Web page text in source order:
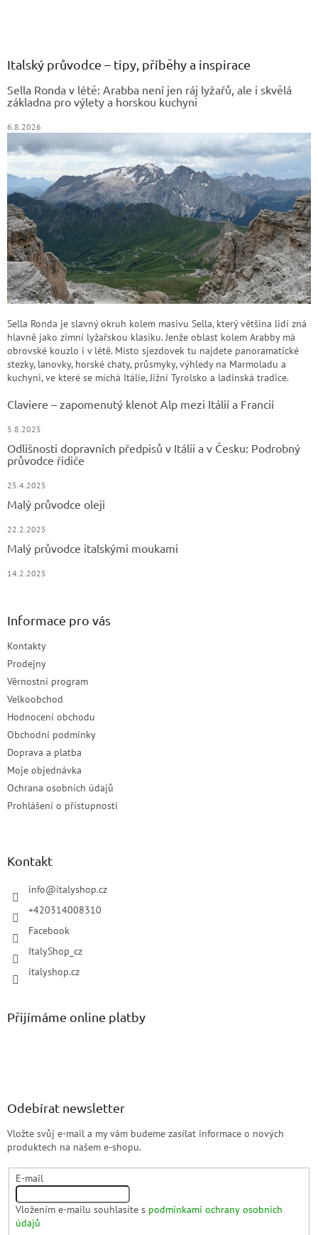
Italský průvodce – tipy, příběhy a inspirace
Sella Ronda v létě: Arabba není jen ráj lyžařů, ale i skvělá
základna pro výlety a horskou kuchyni
6.8.2026
Sella Ronda je slavný okruh kolem masivu Sella, který většina lidí zná
hlavně jako zimní lyžařskou klasiku. Jenže oblast kolem Arabby má
obrovské kouzlo i v létě. Místo sjezdovek tu najdete panoramatické
stezky, lanovky, horské chaty, průsmyky, výhledy na Marmoladu a
kuchyni, ve které se míchá Itálie, Jižní Tyrolsko a ladinská tradice.
Claviere – zapomenutý klenot Alp mezi Itálií a Francií
5.8.2025
Odlišnosti dopravních předpisů v Itálii a v Česku: Podrobný
průvodce řidiče
25.4.2025
Malý průvodce oleji
22.2.2025
Malý průvodce italskými moukami
14.2.2025
Informace pro vás
Kontakty
Prodejny
Věrnostní program
Velkoobchod
Hodnocení obchodu
Obchodní podmínky
Doprava a platba
Moje objednávka
Ochrana osobních údajů
Prohlášení o přístupnosti
Kontakt
info@italyshop.cz
+420314008310
Facebook
ItalyShop_cz
italyshop.cz
Přijímáme online platby
Odebírat newsletter
Vložte svůj e-mail a my vám budeme zasílat informace o nových
produktech na našem e-shopu.
E-mail
Vložením e-mailu souhlasíte s podmínkami ochrany osobních
údajů